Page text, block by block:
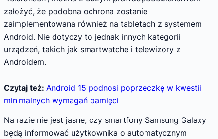
założyć, że podobna ochrona zostanie
zaimplementowana również na tabletach z systemem
Android. Nie dotyczy to jednak innych kategorii
urządzeń, takich jak smartwatche i telewizory z
Androidem.
Czytaj też: Android 15 podnosi poprzeczkę w kwestii
minimalnych wymagań pamięci
Na razie nie jest jasne, czy smartfony Samsung Galaxy
będą informować użytkownika o automatycznym